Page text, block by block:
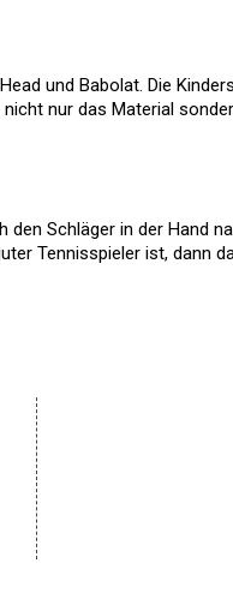
und Babolat. Die
nur das Material
Schläger in der Hand
Tennisspieler ist, dann